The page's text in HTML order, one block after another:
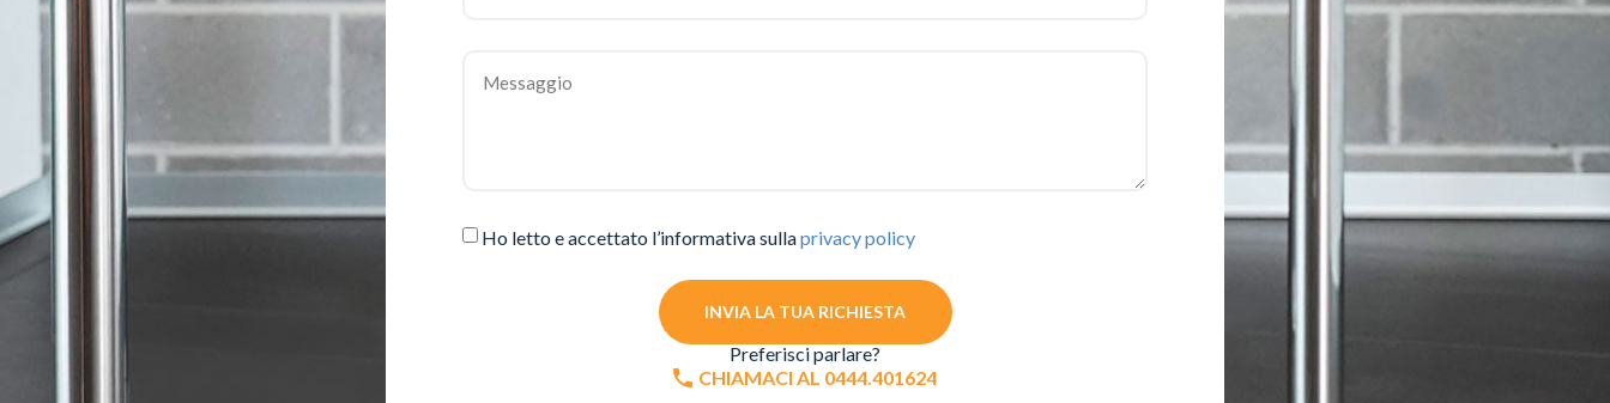
Ho letto e accettato l’informativa sullaprivacy policy
INVIA LA TUA RICHIESTA
Preferisci parlare?
CHIAMACI AL 0444.401624